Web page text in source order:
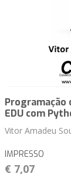
Programação
EDU com
Vitor Amadeu
IMPRESSO
€ 7,07